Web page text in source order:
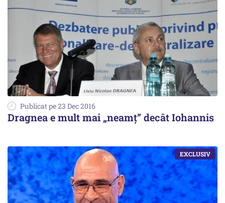
Publicat pe 23 Dec 2016
Dragnea e mult mai „neamț” decât Iohannis